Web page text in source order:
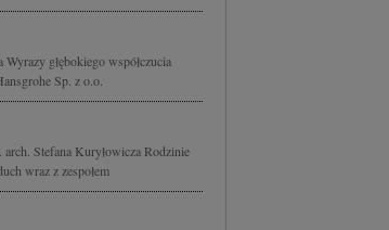
głębokiego współczucia
Sp. z o.o.
Stefana Kuryłowicza Rodzinie
wraz z zespołem